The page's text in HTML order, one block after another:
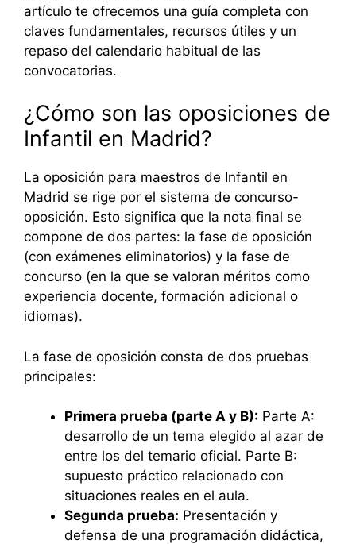
artículo te ofrecemos una guía completa con
claves fundamentales, recursos útiles y un
repaso del calendario habitual de las
convocatorias.
¿Cómo son las oposiciones de
Infantil en Madrid?
La oposición para maestros de Infantil en
Madrid se rige por el sistema de concurso-
oposición. Esto significa que la nota final se
compone de dos partes: la fase de oposición
(con exámenes eliminatorios) y la fase de
concurso (en la que se valoran méritos como
experiencia docente, formación adicional o
idiomas).
La fase de oposición consta de dos pruebas
principales:
Primera prueba (parte A y B): Parte A:
desarrollo de un tema elegido al azar de
entre los del temario oficial. Parte B:
supuesto práctico relacionado con
situaciones reales en el aula.
Segunda prueba: Presentación y
defensa de una programación didáctica,